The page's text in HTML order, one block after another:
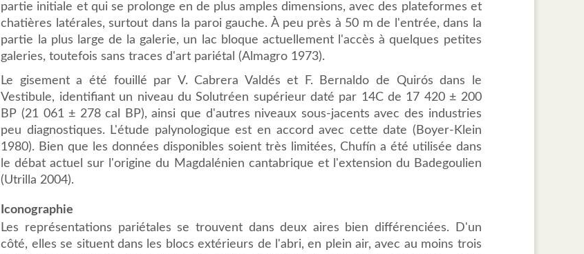
partie initiale et qui se prolonge en de plus amples dimensions, avec des plateformes et
chatières latérales, surtout dans la paroi gauche. À peu près à 50 m de l'entrée, dans la
partie la plus large de la galerie, un lac bloque actuellement l'accès à quelques petites
galeries, toutefois sans traces d'art pariétal (Almagro 1973).
Le gisement a été fouillé par V. Cabrera Valdés et F. Bernaldo de Quirós dans le
Vestibule, identifiant un niveau du Solutréen supérieur daté par 14C de 17 420 ± 200
BP (21 061 ± 278 cal BP), ainsi que d'autres niveaux sous-jacents avec des industries
peu diagnostiques. L'étude palynologique est en accord avec cette date (Boyer-Klein
1980). Bien que les données disponibles soient très limitées, Chufín a été utilisée dans
le débat actuel sur l'origine du Magdalénien cantabrique et l'extension du Badegoulien
(Utrilla 2004).
Iconographie
Les représentations pariétales se trouvent dans deux aires bien différenciées. D'un
côté, elles se situent dans les blocs extérieurs de l'abri, en plein air, avec au moins trois